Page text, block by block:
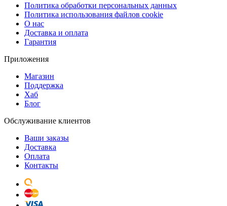
Политика обработки персональных данных
Политика использования файлов cookie
О нас
Доставка и оплата
Гарантия
Приложения
Магазин
Поддержка
Хаб
Блог
Обслуживание клиентов
Ваши заказы
Доставка
Оплата
Контакты